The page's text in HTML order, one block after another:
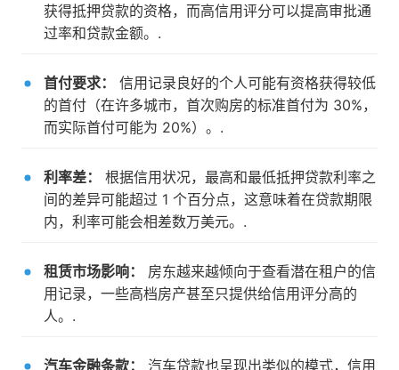
获得抵押贷款的资格，而高信用评分可以提高审批通
过率和贷款金额。.
首付要求：
信用记录良好的个人可能有资格获得较低
的首付（在许多城市，首次购房的标准首付为 30%，
而实际首付可能为 20%）。.
利率差：
根据信用状况，最高和最低抵押贷款利率之
间的差异可能超过 1 个百分点，这意味着在贷款期限
内，利率可能会相差数万美元。.
租赁市场影响：
房东越来越倾向于查看潜在租户的信
用记录，一些高档房产甚至只提供给信用评分高的
人。.
汽车金融条款：
汽车贷款也呈现出类似的模式，信用